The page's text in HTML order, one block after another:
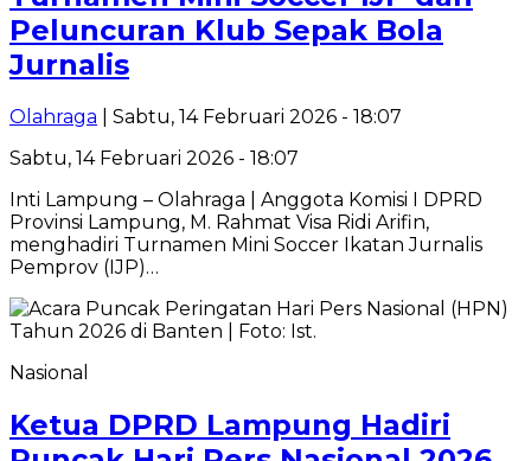
Peluncuran Klub Sepak Bola
Jurnalis
Olahraga | Sabtu, 14 Februari 2026 - 18:07
Sabtu, 14 Februari 2026 - 18:07
Inti Lampung – Olahraga | Anggota Komisi I DPRD
Provinsi Lampung, M. Rahmat Visa Ridi Arifin,
menghadiri Turnamen Mini Soccer Ikatan Jurnalis
Pemprov (IJP)…
Nasional
Ketua DPRD Lampung Hadiri